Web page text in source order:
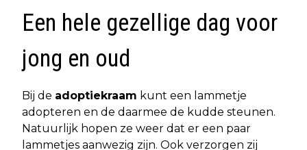
Een hele gezellige dag voor
jong en oud
Bij de adoptiekraam kunt een lammetje
adopteren en de daarmee de kudde steunen.
Natuurlijk hopen ze weer dat er een paar
lammetjes aanwezig zijn. Ook verzorgen zij